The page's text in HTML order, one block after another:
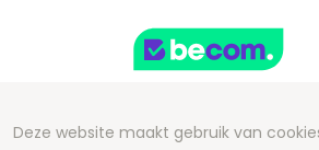
Deze website maakt gebruik van